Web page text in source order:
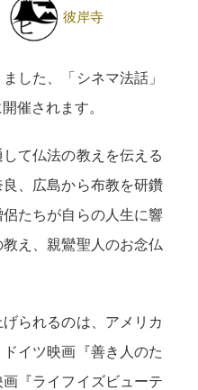
彼岸寺
した、「シネマ法話」
催されます。
て仏法の教えを伝える
、広島から布教を研鑽
たちが自らの人生に響
え、親鸞聖人のお念仏
られるのは、アメリカ
イツ映画『善き人のた
『ライフイズビューテ